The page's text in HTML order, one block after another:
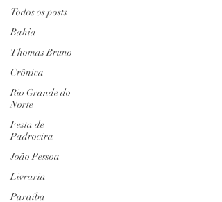
Todos os posts
Bahia
Thomas Bruno
Crônica
Rio Grande do
Norte
Festa de
Padroeira
João Pessoa
Livraria
Paraíba